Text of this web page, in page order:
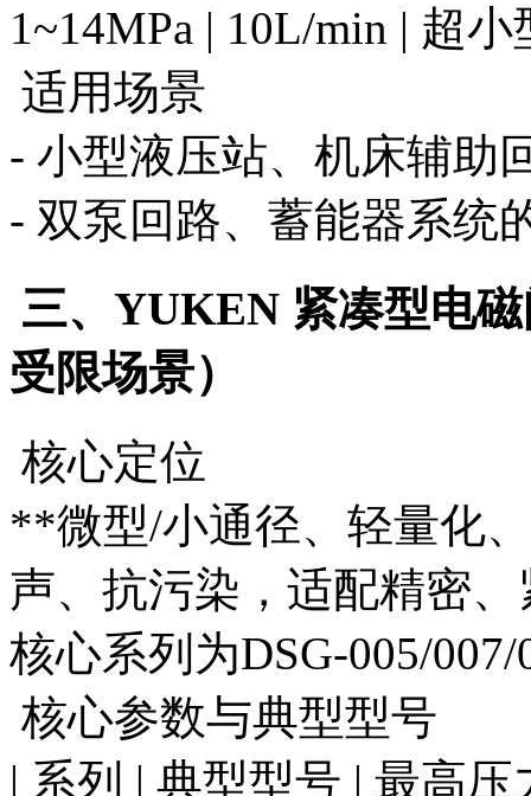
1~14MPa | 10L/min | 超
适用场景
- 小型液压站、机床辅助
- 双泵回路、蓄能器系统
三、YUKEN 紧凑型电
受限场景）
核心定位
**微型/小通径、轻量化
声、抗污染，适配精密
核心系列为DSG-005/007/
核心参数与典型型号
| 系列 | 典型型号 | 最高